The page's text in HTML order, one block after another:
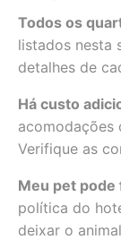
Todos os
listados nesta
detalhes de
Há custo
acomodações
Verifique as
Meu pet pode
política do
deixar o